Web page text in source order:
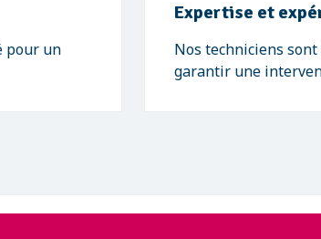
pour un
Expertise et
Nos techniciens
garantir une